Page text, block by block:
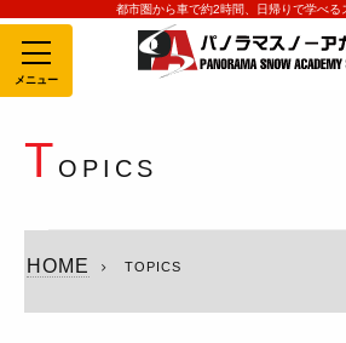
都市圏から車で約2時間、日帰りで学べる
MENU
T OPICS
HOME TOPICS